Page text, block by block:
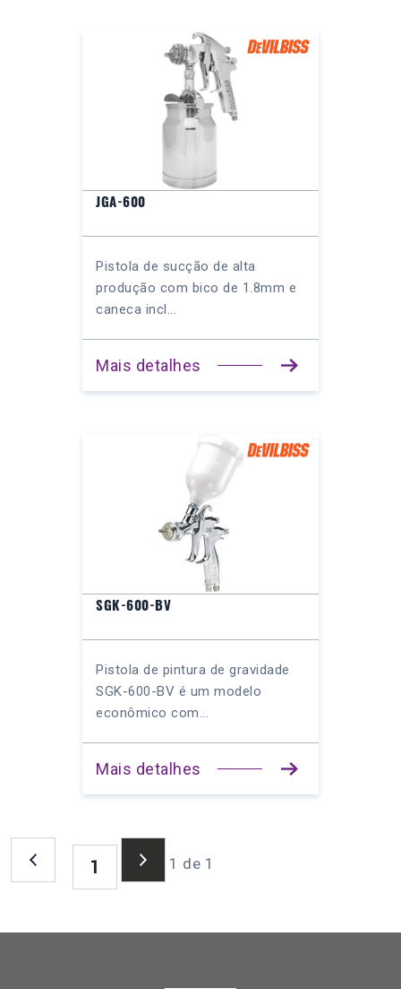
JGA-600
Pistola de sucção de alta
produção com bico de 1.8mm e
caneca incl...
Mais detalhes
SGK-600-BV
Pistola de pintura de gravidade
SGK-600-BV é um modelo
econômico com...
Mais detalhes
1 1 de 1